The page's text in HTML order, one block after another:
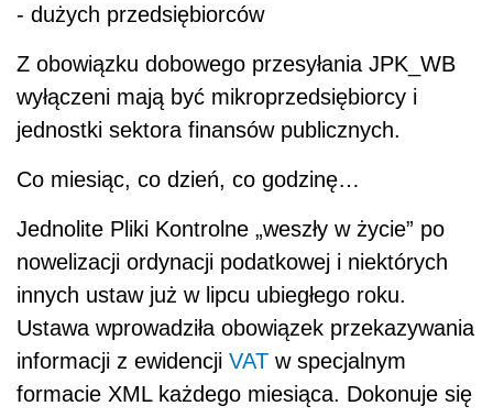
- dużych przedsiębiorców
Z obowiązku dobowego przesyłania JPK_WB
wyłączeni mają być mikroprzedsiębiorcy i
jednostki sektora finansów publicznych.
Co miesiąc, co dzień, co godzinę…
Jednolite Pliki Kontrolne „weszły w życie” po
nowelizacji ordynacji podatkowej i niektórych
innych ustaw już w lipcu ubiegłego roku.
Ustawa wprowadziła obowiązek przekazywania
informacji z ewidencji VAT w specjalnym
formacie XML każdego miesiąca. Dokonuje się